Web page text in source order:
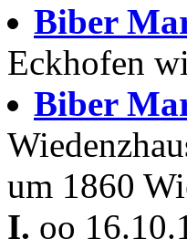
Biber
Eckhofen
Biber
um 1860
I. oo